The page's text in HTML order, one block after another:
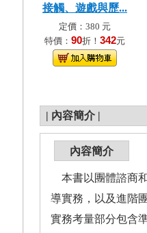
接觸、遊戲與歷...
定價：380 元
特價： 90折！ 342元
| 內容簡介 |
內容簡介
本書以團體諮商
導實務，以及進階
實務考量部分包含